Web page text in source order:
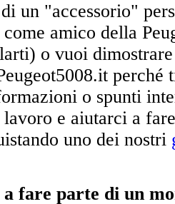
un "accessorio"
amico della
o vuoi
o spunti
e aiutarci a
uno dei nostri
fare parte di un